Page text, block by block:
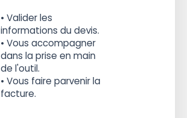
• Valider les
informations du devis.
• Vous accompagner
dans la prise en main
de l'outil.
• Vous faire parvenir la
facture.